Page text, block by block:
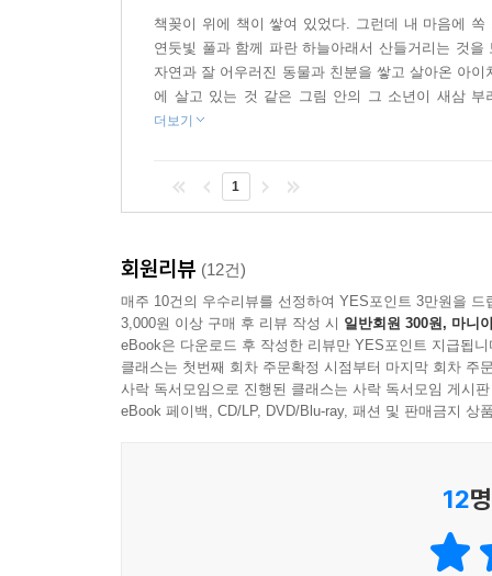
인형을 발견하는 독자도 있을 것이다. 인형은 함
아이의 모습과 같다.
하지만 아이는 자신의 마음이 담긴 인형을 스
모양대로 핀 풀꽃처럼, 누가 올려다보지 않아
메시지를 전한다. 이 책은 자신의 마음을 찬찬히
책의 배경은 처음부터 끝까지 화단과 계단으로
세밀하게 표현한 그림이 어우러져 독특한 감상을
책꽂이 위에 책이 쌓여 있었다. 그런데 내 마음에
연둣빛 풀과 함께 파란 하늘아래서 산들거리는 것
자연과 잘 어우러진 동물과 친분을 쌓고 살아온 아
에 살고 있는 것 같은 그림 안의 그 소년이 새삼
더보기
1
회원리뷰 (12건)
매주 10건의 우수리뷰를 선정하여 YES포인트 3만원을 드
3,000원 이상 구매 후 리뷰 작성 시 일반회원 300원, 마니
eBook은 다운로드 후 작성한 리뷰만 YES포인트 지급됩니
클래스는 첫번째 회차 주문확정 시점부터 마지막 회차 주
사락 독서모임으로 진행된 클래스는 사락 독서모임 게시
eBook 페이백, CD/LP, DVD/Blu-ray, 패션 및 판매금지 상
12